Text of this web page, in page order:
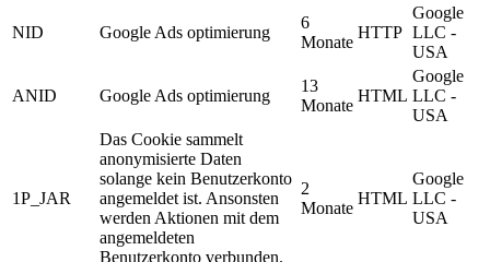
NID Google Ads optimierung
6
Monate
HTTP
Google
LLC -
USA
ANID Google Ads optimierung
13
Monate
HTML
Google
LLC -
USA
1P_JAR
Das Cookie sammelt
anonymisierte Daten
solange kein Benutzerkonto
angemeldet ist. Ansonsten
werden Aktionen mit dem
angemeldeten
Benutzerkonto verbunden.
2
Monate
HTML
Google
LLC -
USA